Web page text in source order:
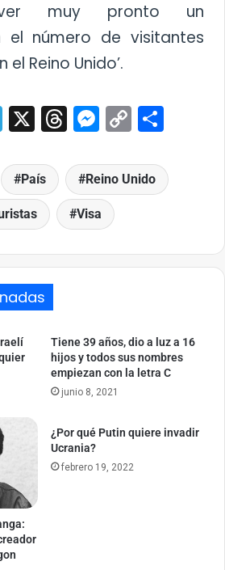
ver muy pronto un
el número de visitantes
Reino Unido’.
Telegram
X ThreadsCopy
País Reino Unido
Visa
Tiene 39 años, dio a luz a 16
hijos y todos sus nombres
empiezan con la letra C
junio 8, 2021
¿Por qué Putin quiere invadir
Ucrania?
febrero 19, 2022